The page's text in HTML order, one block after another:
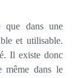
que dans une
et utilisable.
Il existe donc
même dans le